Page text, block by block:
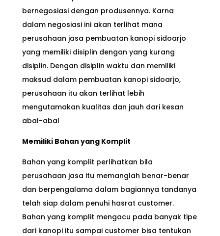
bernegosiasi dengan produsennya. Karna
dalam negosiasi ini akan terlihat mana
perusahaan jasa pembuatan kanopi sidoarjo
yang memiliki disiplin dengan yang kurang
disiplin. Dengan disiplin waktu dan memiliki
maksud dalam pembuatan kanopi sidoarjo,
perusahaan itu akan terlihat lebih
mengutamakan kualitas dan jauh dari kesan
abal-abal
Memiliki Bahan yang Komplit
Bahan yang komplit perlihatkan bila
perusahaan jasa itu memanglah benar-benar
dan berpengalama dalam bagiannya tandanya
telah siap dalam penuhi hasrat customer.
Bahan yang komplit mengacu pada banyak tipe
dari kanopi itu sampai customer bisa tentukan